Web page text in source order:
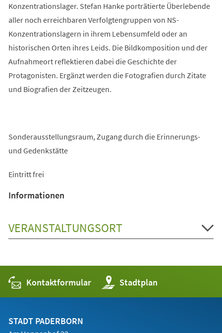
Konzentrationslager. Stefan Hanke porträtierte Überlebende
aller noch erreichbaren Verfolgtengruppen von NS-
Konzentrationslagern in ihrem Lebensumfeld oder an
historischen Orten ihres Leids. Die Bildkomposition und der
Aufnahmeort reflektieren dabei die Geschichte der
Protagonisten. Ergänzt werden die Fotografien durch Zitate
und Biografien der Zeitzeugen.
Sonderausstellungsraum, Zugang durch die Erinnerungs-
und Gedenkstätte
Eintritt frei
Informationen
VERANSTALTUNGSORT
Kontaktformular Stadtplan
(Öffnet
in
einem
STADT PADERBORN